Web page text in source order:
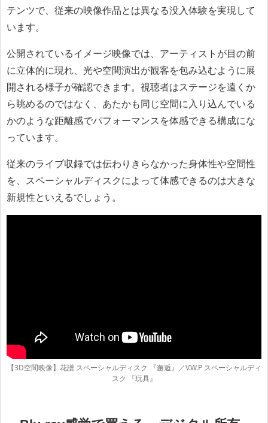
テンツで、従来の映像作品とは異なる没入体験を実現して
います。
公開されているイメージ映像では、アーティストが目の前
に立体的に現れ、光や空間演出が観客を包み込むように展
開される様子が確認できます。視聴者はステージを遠くか
ら眺めるのではなく、あたかも同じ空間に入り込んでいる
かのような距離感でパフォーマンスを体感できる構成にな
っています。
従来のライブ収録では伝わりきらなかった身体性や空間性
を、スペーシャルディスクによって体感できるのは大きな
新規性といえるでしょう。
【3D空間映像】花譜 スペーシャルディスク 『邂逅』／V.W.P スペーシャルディ
スク 『玩具』